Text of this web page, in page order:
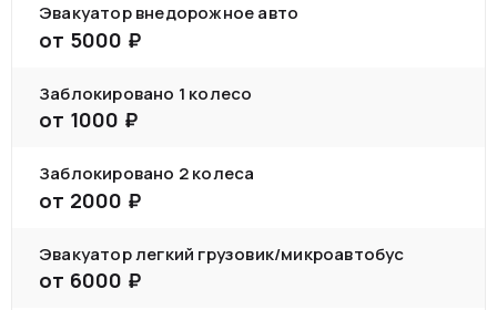
Эвакуатор внедорожное авто
от 5000 ₽
Заблокировано 1 колесо
от 1000 ₽
Заблокировано 2 колеса
от 2000 ₽
Эвакуатор легкий грузовик/микроавтобус
от 6000 ₽